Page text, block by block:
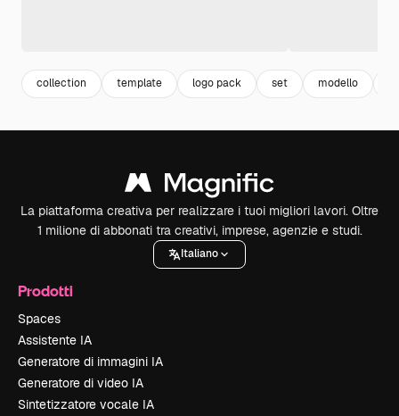
collection template logo pack set modello
La piattaforma creativa per realizzare i tuoi migliori lavori. Oltre
1 milione di abbonati tra creativi, imprese, agenzie e studi.
Italiano
Prodotti
Spaces
Assistente IA
Generatore di immagini IA
Generatore di video IA
Sintetizzatore vocale IA